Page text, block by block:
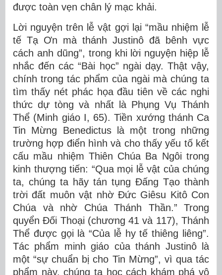
được toàn vẹn chân lý mạc khải.
Lời nguyện trên lễ vật gợi lại “mầu nhiệm lễ
tế Tạ Ơn mà thánh Justinô đã bênh vực
cách anh dũng”, trong khi lời nguyện hiệp lễ
nhắc đến các “Bài học” ngài dạy. Thật vậy,
chính trong tác phẩm của ngài mà chúng ta
tìm thấy nét phác họa đầu tiên về các nghi
thức dự tòng và nhất là Phụng Vụ Thánh
Thể (Minh giáo I, 65). Tiền xướng thánh Ca
Tin Mừng Benedictus là một trong những
trường hợp điển hình và cho thấy yếu tố kết
cấu mầu nhiệm Thiên Chúa Ba Ngôi trong
kinh thượng tiến: “Qua mọi lễ vật của chúng
ta, chúng ta hãy tán tụng Đấng Tạo thành
trời đất muôn vật nhờ Đức Giêsu Kitô Con
Chúa và nhờ Chúa Thánh Thần.” Trong
quyển Đối Thoại (chương 41 và 117), Thánh
Thể được gọi là “Của lễ hy tế thiêng liêng”.
Tác phẩm minh giáo của thánh Justinô là
một “sự chuẩn bị cho Tin Mừng”, vì qua tác
phẩm này, chúng ta học cách khám phá vô